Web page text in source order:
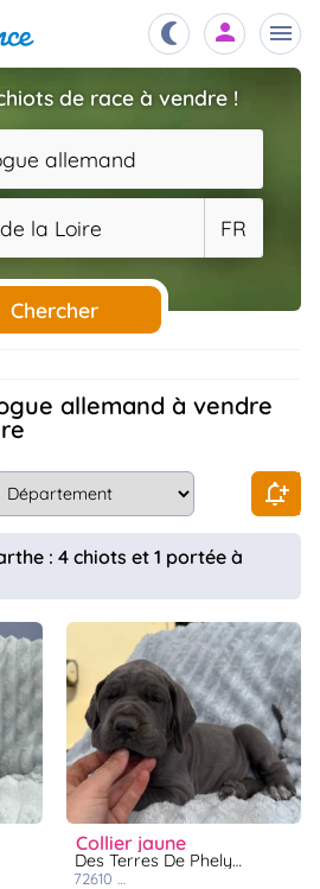
de race à vendre !
allemand
la Loire FR
Chercher
: 4 chiots et 1 portée à
collier jaune
Des Terres De Phelyzia
72610